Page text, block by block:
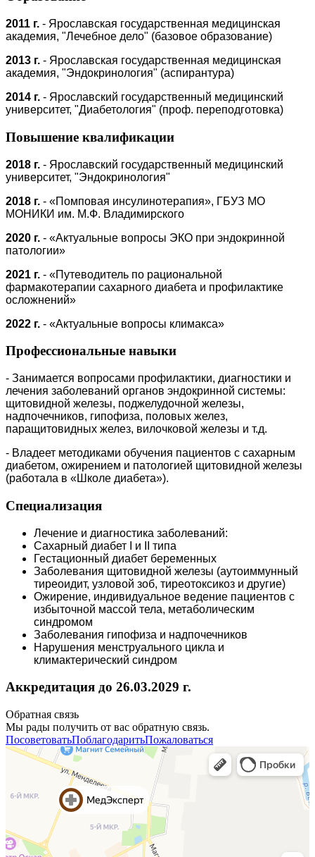
2011 г. - Ярославская государственная медицинская
академия, "Лечебное дело" (базовое образование)
2013 г. - Ярославская государственная медицинская
академия, "Эндокринология" (аспирантура)
2014 г. - Ярославский государственный медицинский
университет, "Диабетология" (проф. переподготовка)
Повышение квалификации
2018 г. - Ярославский государственный медицинский
университет, "Эндокринология"
2018 г. - «Помповая инсулинотерапия», ГБУЗ МО
МОНИКИ им. М.Ф. Владимирского
2020 г. - «Актуальные вопросы ЭКО при эндокринной
патологии»
2021 г. - «Путеводитель по рациональной
фармакотерапии сахарного диабета и профилактике
осложнений»
2022 г. - «Актуальные вопросы климакса»
Профессиональные навыки
- Занимается вопросами профилактики, диагностики и
лечения заболеваний органов эндокринной системы:
щитовидной железы, поджелудочной железы,
надпочечников, гипофиза, половых желез,
паращитовидных желез, вилочковой железы и т.д.
- Владеет методиками обучения пациентов с сахарным
диабетом, ожирением и патологией щитовидной железы
(работала в «Школе диабета»).
Специализация
Лечение и диагностика заболеваний:
Сахарный диабет I и II типа
Гестационный диабет беременных
Заболевания щитовидной железы (аутоиммунный
тиреоидит, узловой зоб, тиреотоксикоз и другие)
Ожирение, индивидуальное ведение пациентов с
избыточной массой тела, метаболическим
синдромом
Заболевания гипофиза и надпочечников
Нарушения менструального цикла и
климактерический синдром
Аккредитация до 26.03.2029 г.
Обратная связь
Мы рады получить от вас обратную связь.
ПосоветоватьПоблагодаритьПожаловаться